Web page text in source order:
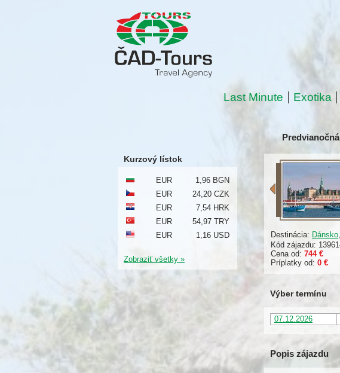
Last Minute Exotika
Destinácia: Dánsko,
Kód zájazdu:
Cena od: 744 €
Príplatky od: 0 €
Výber termínu
07.12.2026
Popis zájazdu
Kurzový lístok
EUR
1,96 BGN
EUR
24,20 CZK
EUR
7,54 HRK
EUR
54,97 TRY
EUR
1,16 USD
Zobraziť všetky »